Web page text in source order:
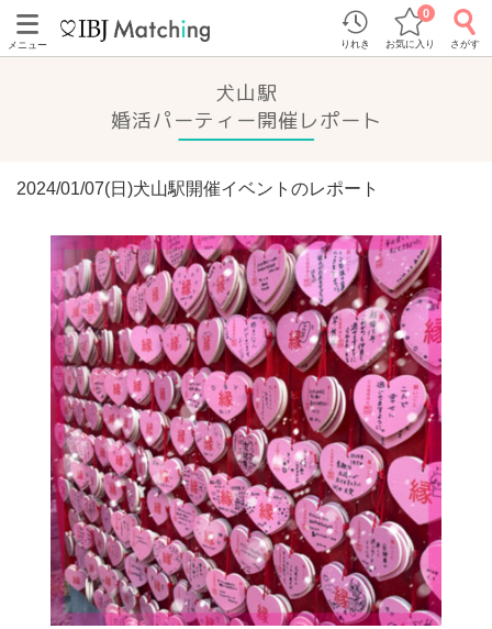
メニュー りれき お気に入り
0
さがす
犬山駅
婚活パーティー開催レポート
2024/01/07(日)犬山駅開催イベントのレポート